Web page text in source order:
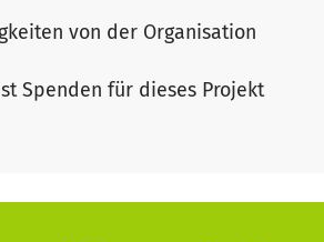
insbesondere für Personal,
gesichert werden.
von der Organisation
Spenden für dieses Projekt